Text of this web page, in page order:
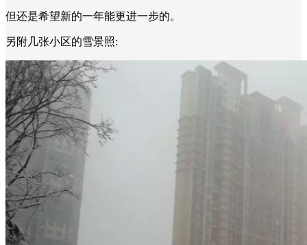
但还是希望新的一年能更进一步的。
另附几张小区的雪景照: